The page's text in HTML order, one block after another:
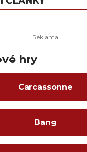
hry
Carcassonne
Bang